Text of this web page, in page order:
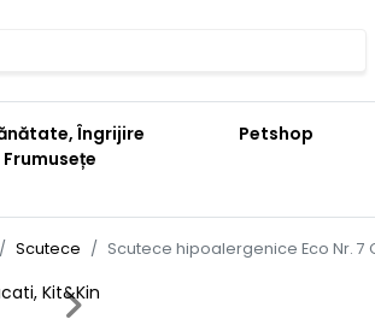
Îngrijire
Frumusețe
Petshop
Scutece Scutece hipoalergenice Eco Nr. 7
Next